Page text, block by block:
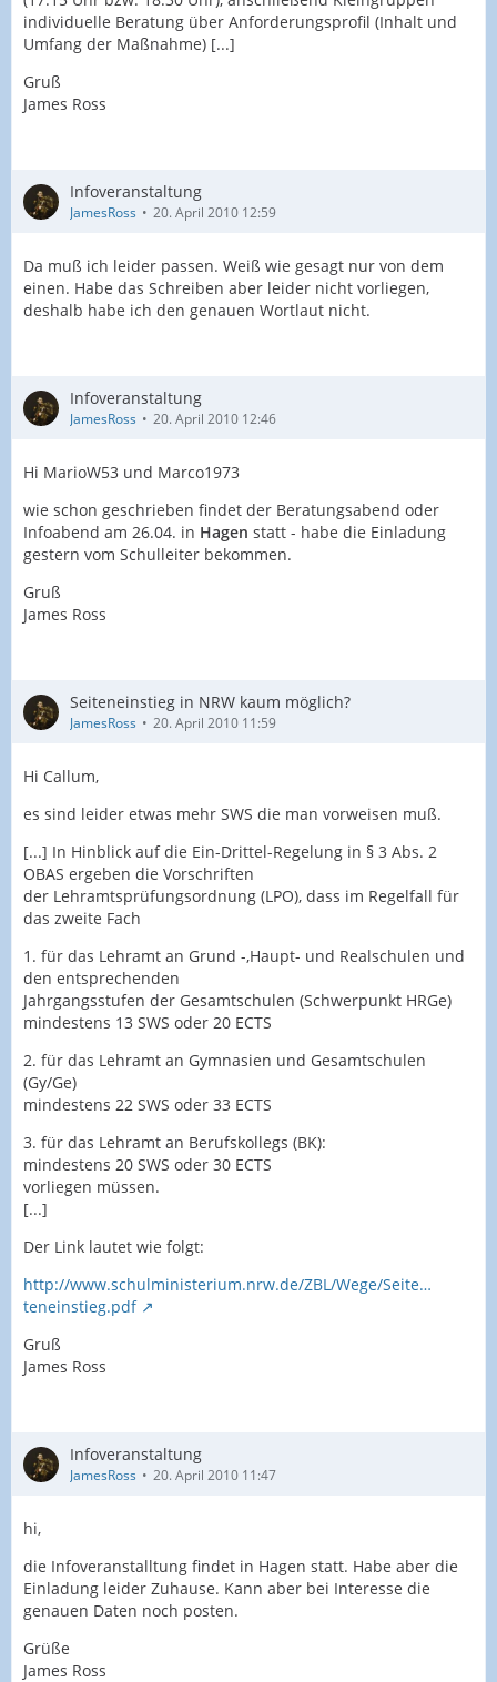
individuelle Beratung über Anforderungsprofil (Inhalt und
Umfang der Maßnahme) [...]
Gruß
James Ross
Infoveranstaltung
JamesRoss 20. April 2010 12:59
Da muß ich leider passen. Weiß wie gesagt nur von dem
einen. Habe das Schreiben aber leider nicht vorliegen,
deshalb habe ich den genauen Wortlaut nicht.
Infoveranstaltung
JamesRoss 20. April 2010 12:46
Hi MarioW53 und Marco1973
wie schon geschrieben findet der Beratungsabend oder
Infoabend am 26.04. in Hagen statt - habe die Einladung
gestern vom Schulleiter bekommen.
Gruß
James Ross
Seiteneinstieg in NRW kaum möglich?
JamesRoss 20. April 2010 11:59
Hi Callum,
es sind leider etwas mehr SWS die man vorweisen muß.
[...] In Hinblick auf die Ein-Drittel-Regelung in § 3 Abs. 2
OBAS ergeben die Vorschriften
der Lehramtsprüfungsordnung (LPO), dass im Regelfall für
das zweite Fach
1. für das Lehramt an Grund -,Haupt- und Realschulen und
den entsprechenden
Jahrgangsstufen der Gesamtschulen (Schwerpunkt HRGe)
mindestens 13 SWS oder 20 ECTS
2. für das Lehramt an Gymnasien und Gesamtschulen
(Gy/Ge)
mindestens 22 SWS oder 33 ECTS
3. für das Lehramt an Berufskollegs (BK):
mindestens 20 SWS oder 30 ECTS
vorliegen müssen.
[...]
Der Link lautet wie folgt:
http://www.schulministerium.nrw.de/ZBL/Wege/Seite…
teneinstieg.pdf
Gruß
James Ross
Infoveranstaltung
JamesRoss 20. April 2010 11:47
hi,
die Infoveranstalltung findet in Hagen statt. Habe aber die
Einladung leider Zuhause. Kann aber bei Interesse die
genauen Daten noch posten.
Grüße
James Ross